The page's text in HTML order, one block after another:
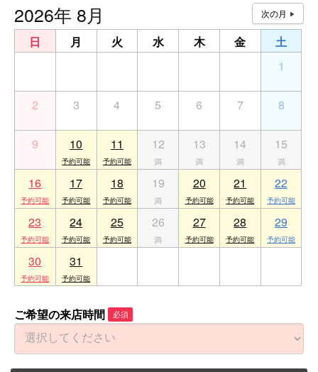
2026年 8月
日 月 火 水 木 金
土
1
2 3 4 5 6 7 8
9 10 11 12 13 14 15
16 17 18 19 20 21 22
23 24 25 26 27 28 29
30 31
ご希望の来店時間 必須